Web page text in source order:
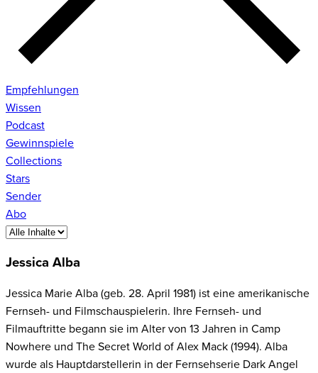
Empfehlungen
Wissen
Podcast
Gewinnspiele
Collections
Stars
Sender
Abo
Jessica Alba
Jessica Marie Alba (geb. 28. April 1981) ist eine amerikanische
Fernseh- und Filmschauspielerin. Ihre Fernseh- und
Filmauftritte begann sie im Alter von 13 Jahren in Camp
Nowhere und The Secret World of Alex Mack (1994). Alba
wurde als Hauptdarstellerin in der Fernsehserie Dark Angel